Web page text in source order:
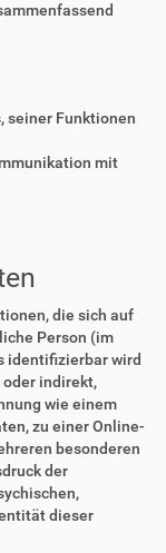
seiner Funktionen
mit
die sich auf
Person (im
identifizierbar wird
indirekt,
wie einem
zu einer Online-
besonderen
der
dieser